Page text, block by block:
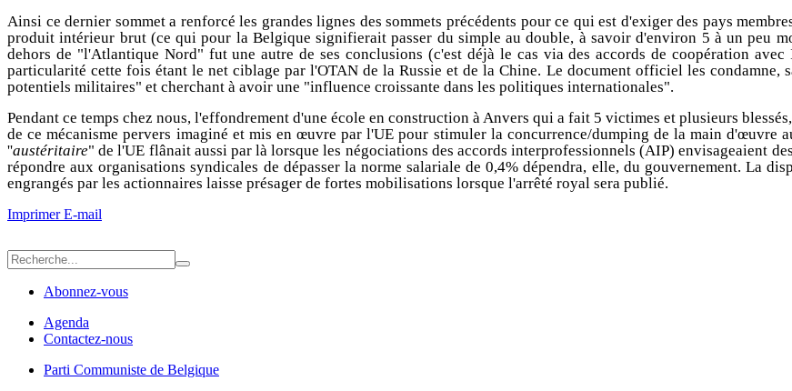
Ainsi ce dernier sommet a renforcé les grandes lignes des sommets précédents pour ce qui est d'exiger des pays
produit intérieur brut (ce qui pour la Belgique signifierait passer du simple au double, à savoir d'environ 5 à un peu
dehors de "l'Atlantique Nord" fut une autre de ses conclusions (c'est déjà le cas via des accords de coopération
particularité cette fois étant le net ciblage par l'OTAN de la Russie et de la Chine. Le document officiel les condamne,
potentiels militaires" et cherchant à avoir une "influence croissante dans les politiques internationales".
Pendant ce temps chez nous, l'effondrement d'une école en construction à Anvers qui a fait 5 victimes et plusieurs
de ce mécanisme pervers imaginé et mis en œuvre par l'UE pour stimuler la concurrence/dumping de la main
''austéritaire" de l'UE flânait aussi par là lorsque les négociations des accords interprofessionnels (AIP) envisageaient
répondre aux organisations syndicales de dépasser la norme salariale de 0,4% dépendra, elle, du gouvernement. La
engrangés par les actionnaires laisse présager de fortes mobilisations lorsque l'arrêté royal sera publié.
ImprimerE-mail
Abonnez-vous
Agenda
Contactez-nous
Parti Communiste de Belgique